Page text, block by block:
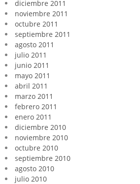
diciembre 2011
noviembre 2011
octubre 2011
septiembre 2011
agosto 2011
julio 2011
junio 2011
mayo 2011
abril 2011
marzo 2011
febrero 2011
enero 2011
diciembre 2010
noviembre 2010
octubre 2010
septiembre 2010
agosto 2010
julio 2010